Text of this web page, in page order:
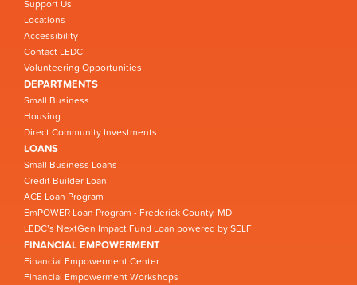
Support Us
Locations
Accessibility
Contact LEDC
Volunteering Opportunities
DEPARTMENTS
Small Business
Housing
Direct Community Investments
LOANS
Small Business Loans
Credit Builder Loan
ACE Loan Program
EmPOWER Loan Program - Frederick County, MD
LEDC’s NextGen Impact Fund Loan powered by SELF
FINANCIAL EMPOWERMENT
Financial Empowerment Center
Financial Empowerment Workshops